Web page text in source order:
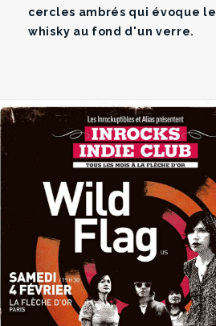
cercles ambrés qui évoque le
whisky au fond d'un verre.